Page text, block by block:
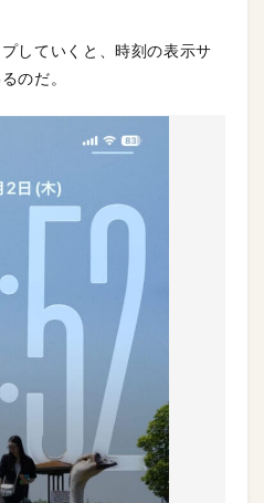
していくと、時刻の表示サ
のだ。